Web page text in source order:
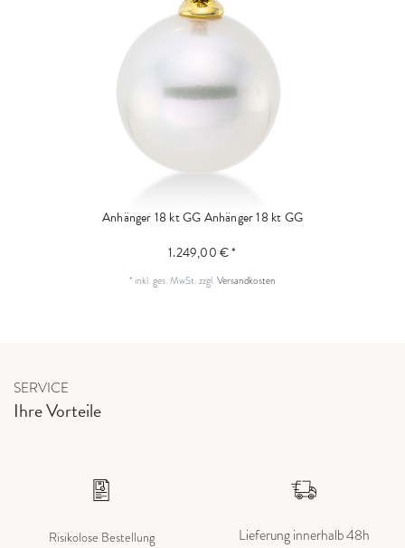
Anhänger 18 kt GGAnhänger 18 kt GG
1.249,00 € *
* inkl. ges. MwSt.zzgl.Versandkosten
SERVICE
Ihre Vorteile
Risikolose Bestellung Lieferung innerhalb 48h